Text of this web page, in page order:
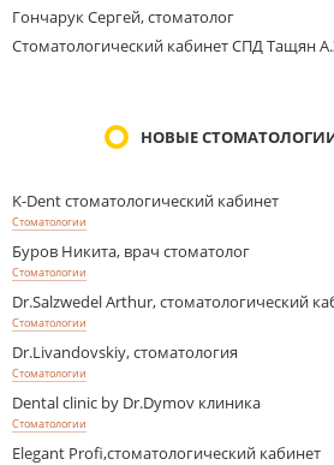
Гончарук Сергей, стоматолог
Стоматологический кабинет СПД Тащян
НОВЫЕ
K-Dent стоматологический кабинет
Стоматологии
Буров Никита, врач стоматолог
Стоматологии
Dr.Salzwedel Arthur, стоматологический
Стоматологии
Dr.Livandovskiy, стоматология
Стоматологии
Dental clinic by Dr.Dymov клиника
Стоматологии
Elegant Profi,стоматологический кабинет